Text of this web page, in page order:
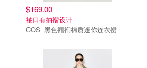
$169.00
袖口有抽褶设计
COS 黑色褶裥棉质迷你连衣裙